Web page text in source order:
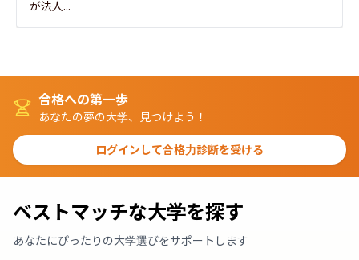
が法人...
合格への第一歩
あなたの夢の大学、見つけよう！
ログインして合格力診断を受ける
ベストマッチな大学を探す
あなたにぴったりの大学選びをサポートします